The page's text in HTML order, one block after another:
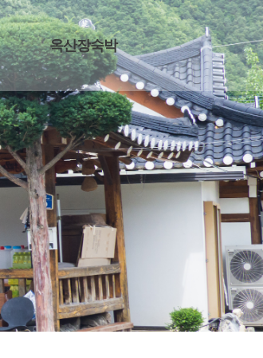
옥산장숙박